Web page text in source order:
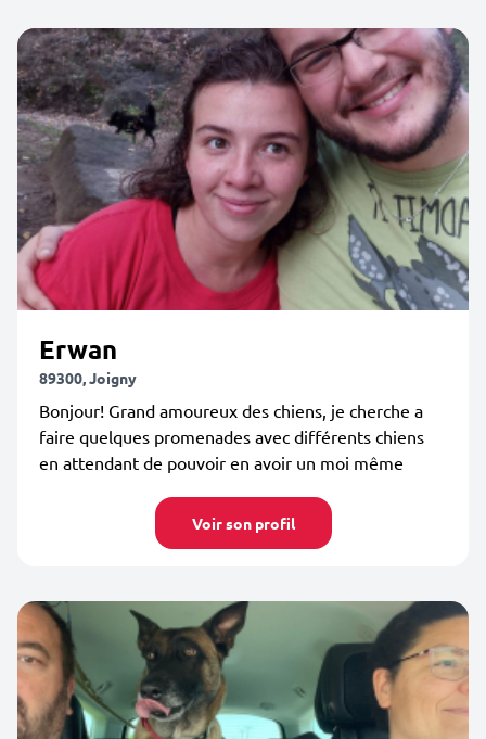
Erwan
89300, Joigny
Bonjour! Grand amoureux des chiens, je cherche a
faire quelques promenades avec différents chiens
en attendant de pouvoir en avoir un moi même
Voir son profil